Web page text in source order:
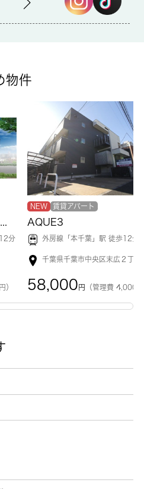
ただけるお部屋探しが可能です。
物件
分
）
NEW 賃貸アパート
AQUE3
外房線「本千葉 」駅 徒歩12分
千葉県千葉市中央区末広２丁目
58,000 円 （管理費 4,000